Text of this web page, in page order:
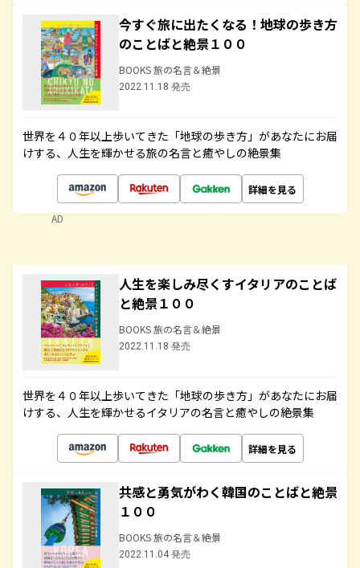
今すぐ旅に出たくなる！地球の歩き方
のことばと絶景１００
BOOKS 旅の名言＆絶景
2022.11.18 発売
世界を４０年以上歩いてきた「地球の歩き方」があなたにお届
けする、人生を輝かせる旅の名言と癒やしの絶景集
詳細を見る
AD
人生を楽しみ尽くすイタリアのことば
と絶景１００
BOOKS 旅の名言＆絶景
2022.11.18 発売
世界を４０年以上歩いてきた「地球の歩き方」があなたにお届
けする、人生を輝かせるイタリアの名言と癒やしの絶景集
詳細を見る
共感と勇気がわく韓国のことばと絶景
１００
BOOKS 旅の名言＆絶景
2022.11.04 発売